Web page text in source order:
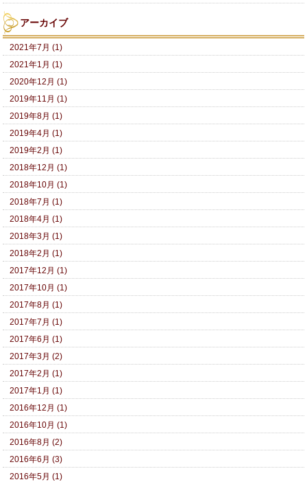
アーカイブ
2021年7月 (1)
2021年1月 (1)
2020年12月 (1)
2019年11月 (1)
2019年8月 (1)
2019年4月 (1)
2019年2月 (1)
2018年12月 (1)
2018年10月 (1)
2018年7月 (1)
2018年4月 (1)
2018年3月 (1)
2018年2月 (1)
2017年12月 (1)
2017年10月 (1)
2017年8月 (1)
2017年7月 (1)
2017年6月 (1)
2017年3月 (2)
2017年2月 (1)
2017年1月 (1)
2016年12月 (1)
2016年10月 (1)
2016年8月 (2)
2016年6月 (3)
2016年5月 (1)